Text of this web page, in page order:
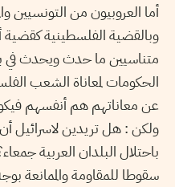
أما العروبيون من التونسيين
وبالقضية الفلسطينية
متناسيين ما حدث ويحدث في
الحكومات لمعاناة الشعب
عن معاناتهم هم أنفسهم
ولكن : هل تريدين لاسرائيل
باحتلال البلدان العربية
سقوطا للمقاومة والممانعة